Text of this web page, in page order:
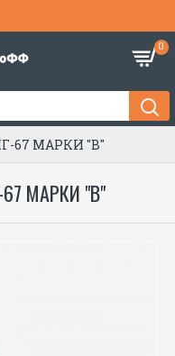
0
67 МАРКИ "В"
МАРКИ "В"